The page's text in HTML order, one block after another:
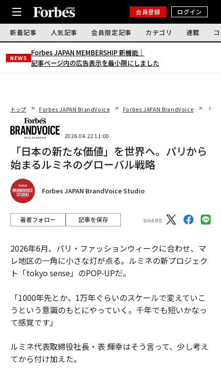
会員登録 ログイン
新着記事 人気記事 会員限定記事 カテゴリ 連載
NEWS
Forbes JAPAN MEMBERSHIP 新機能｜
記事ページ内の広告表示を最小限にしました
トップ Forbes JAPAN BrandVoice Forbes JAPAN BrandVoice 「
2026.04.22 11:00
「日本の新たな価値」を世界へ。パリから
始まるルミネのグローバル戦略
Forbes JAPAN BrandVoice Studio
著者フォロー 記事を保存
2026年6月、パリ・ファッションウィークに合わせ、マ
レ地区の一角に小さな灯が点る。ルミネの新プロジェク
ト「tokyo sense」のPOP-UPだ。
「1000年先とか、1万年ぐらいのスケールで変えていこ
うという意識のもとにやっていく。千年でも短いかなっ
て感覚です」
ルミネ代表取締役社長・表 輝幸はそう言って、少し考え
てから付け加えた。